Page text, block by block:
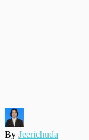
By Jeerichuda